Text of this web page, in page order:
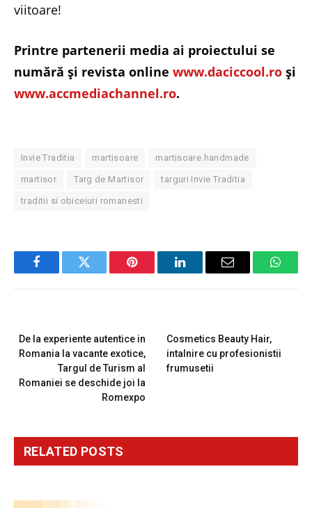
viitoare!
Printre partenerii media ai proiectului se
numără şi revista online www.daciccool.ro şi
www.accmediachannel.ro.
Invie Traditia martisoare martisoare handmade
martisor Targ de Martisor targuri Invie Traditia
traditii si obiceiuri romanesti
FacebookTwitter Pinterest LinkedInEmail
De la experiente autentice in
Romania la vacante exotice,
Targul de Turism al
Romaniei se deschide joi la
Romexpo
Cosmetics Beauty Hair,
intalnire cu profesionistii
frumusetii
RELATED POSTS